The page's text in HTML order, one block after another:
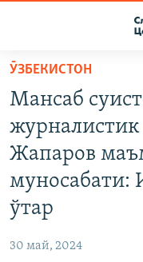
Вернуться
основному
содержанию
Вернутся
главной
навигации
Вернутся
О ПРОЕКТЕ
КОНТАКТЫ
RFE/RL ДИРЕКТ
НАСТОЯЩЕЕ ВРЕМЯ
ӮЗБЕКИСТОН
Мансаб
Жапаров
муносабати:
ўтар
30 май, 2024